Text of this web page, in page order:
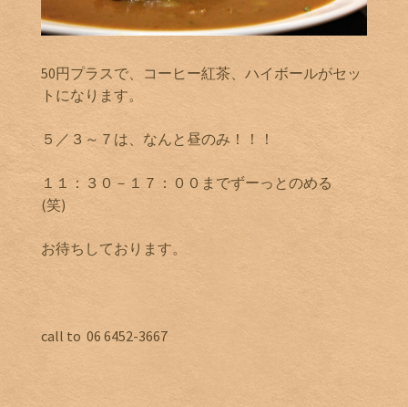
50円プラスで、コーヒー紅茶、ハイボールがセッ
トになります。
５／３～７は、なんと昼のみ！！！
１１：３０－１７：００までずーっとのめる
(笑)
お待ちしております。
call to 06 6452-3667